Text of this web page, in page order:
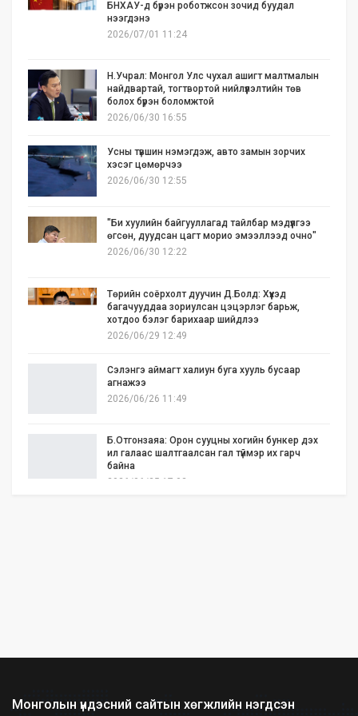
БНХАУ-д бүрэн роботжсон зочид буудал
нээгдэнэ
2026/07/01 11:24
Н.Учрал: Монгол Улс чухал ашигт малтмалын
найдвартай, тогтвортой нийлүүлэлтийн төв
болох бүрэн боломжтой
2026/06/30 16:55
Усны түвшин нэмэгдэж, авто замын зорчих
хэсэг цөмөрчээ
2026/06/30 12:55
"Би хуулийн байгууллагад тайлбар мэдүүлгээ
өгсөн, дуудсан цагт морио эмээллээд очно"
2026/06/30 12:22
Төрийн соёрхолт дуучин Д.Болд: Хүүхэд
багачууддаа зориулсан цэцэрлэг барьж,
хотдоо бэлэг барихаар шийдлээ
2026/06/29 12:49
Сэлэнгэ аймагт халиун буга хууль бусаар
агнажээ
2026/06/26 11:49
Б.Отгонзаяа: Орон сууцны хогийн бункер дэх
ил галаас шалтгаалсан гал түймэр их гарч
байна
2026/06/25 17:02
Монголын үндэсний сайтын хөгжлийн нэгдсэн